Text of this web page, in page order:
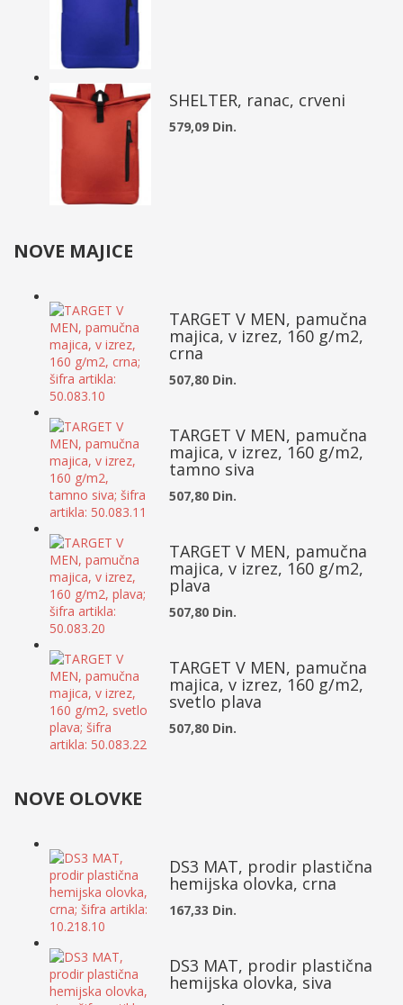
SHELTER, ranac, crveni
579,09 Din.
NOVE MAJICE
TARGET V MEN, pamučna
majica, v izrez, 160 g/m2,
crna
507,80 Din.
TARGET V MEN, pamučna
majica, v izrez, 160 g/m2,
tamno siva
507,80 Din.
TARGET V MEN, pamučna
majica, v izrez, 160 g/m2,
plava
507,80 Din.
TARGET V MEN, pamučna
majica, v izrez, 160 g/m2,
svetlo plava
507,80 Din.
NOVE OLOVKE
DS3 MAT, prodir plastična
hemijska olovka, crna
167,33 Din.
DS3 MAT, prodir plastična
hemijska olovka, siva